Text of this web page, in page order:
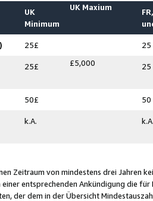
UK
Minimum
UK Maxium
25£ 25
25£ £5,000 25
50£ 50
k.A.
Zeitraum von mindestens drei Jahren
einer entsprechenden Ankündigung die
der dem in der Übersicht